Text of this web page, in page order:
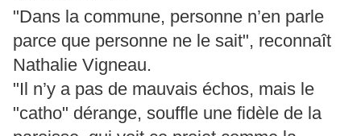
"Dans la commune, personne n’en parle
parce que personne ne le sait", reconnaît
Nathalie Vigneau.
"Il n’y a pas de mauvais échos, mais le
"catho" dérange, souffle une fidèle de la